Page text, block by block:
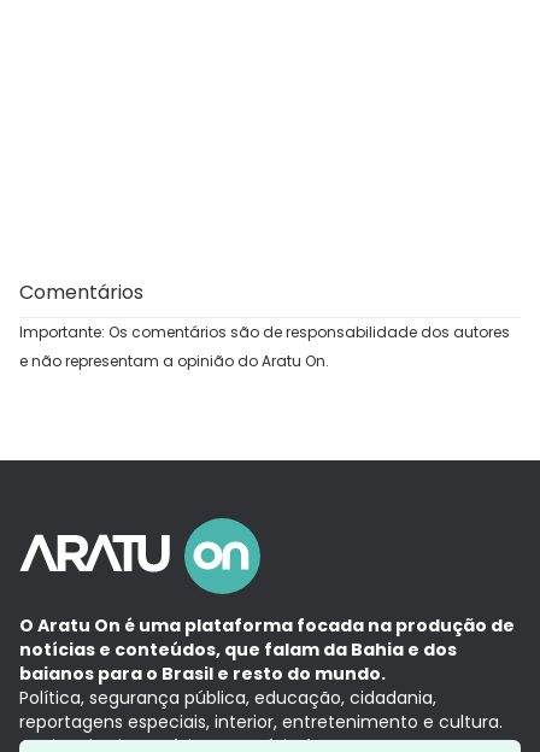
Comentários
Importante: Os comentários são de responsabilidade dos autores
e não representam a opinião do Aratu On.
O Aratu On é uma plataforma focada na produção de
notícias e conteúdos, que falam da Bahia e dos
baianos para o Brasil e resto do mundo.
Política, segurança pública, educação, cidadania,
reportagens especiais, interior, entretenimento e cultura.
Aqui, tudo vira notícia e a notícia é no tempo presente,